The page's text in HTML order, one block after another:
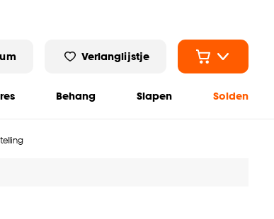
Verlanglijstje
Behang Slapen Solden